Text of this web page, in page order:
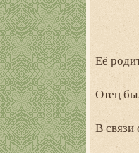
Её
Отец
В связи